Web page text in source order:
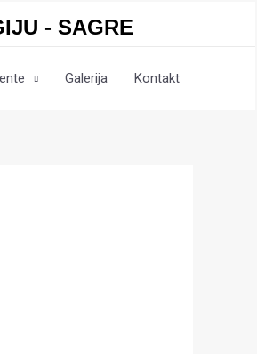
- SAGRE
Galerija Kontakt